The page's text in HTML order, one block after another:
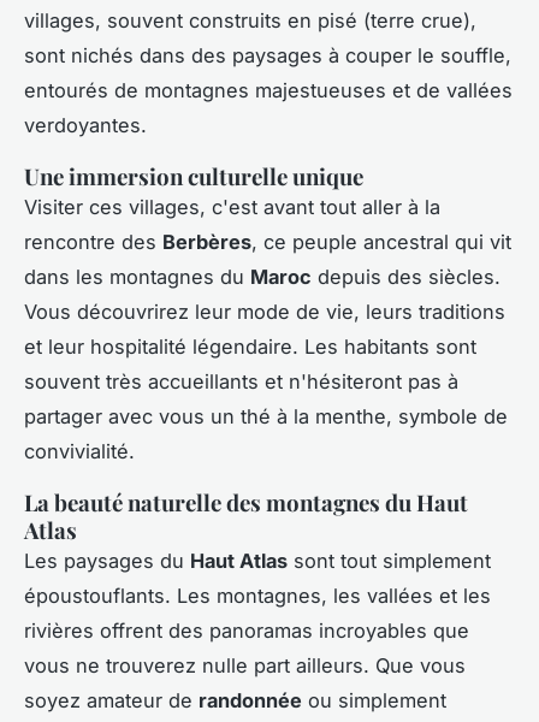
villages, souvent construits en pisé (terre crue),
sont nichés dans des paysages à couper le souffle,
entourés de montagnes majestueuses et de vallées
verdoyantes.
Une immersion culturelle unique
Visiter ces villages, c'est avant tout aller à la
rencontre des Berbères, ce peuple ancestral qui vit
dans les montagnes du Maroc depuis des siècles.
Vous découvrirez leur mode de vie, leurs traditions
et leur hospitalité légendaire. Les habitants sont
souvent très accueillants et n'hésiteront pas à
partager avec vous un thé à la menthe, symbole de
convivialité.
La beauté naturelle des montagnes du Haut
Atlas
Les paysages du Haut Atlas sont tout simplement
époustouflants. Les montagnes, les vallées et les
rivières offrent des panoramas incroyables que
vous ne trouverez nulle part ailleurs. Que vous
soyez amateur de randonnée ou simplement